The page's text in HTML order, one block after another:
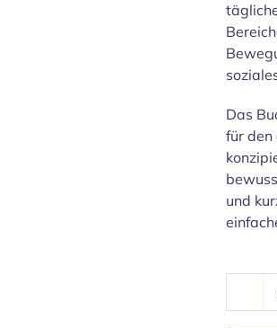
Das
für den
und